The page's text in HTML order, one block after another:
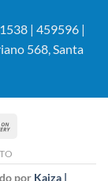
| 459596 |
568, Santa
Delivery
por Kaiza |